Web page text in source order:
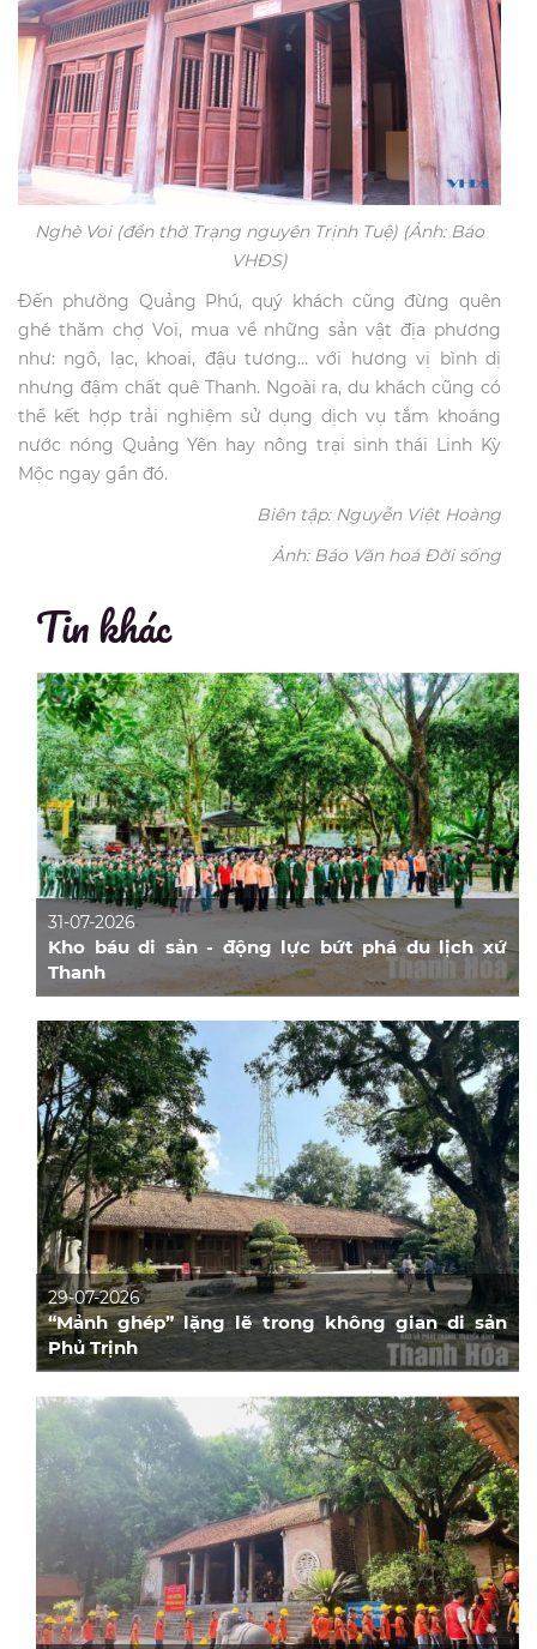
Nghè Voi (đền thờ Trạng nguyên Trịnh Tuệ) (Ảnh: Báo
VHĐS)
Đến phường Quảng Phú, quý khách cũng đừng quên
ghé thăm chợ Voi, mua về những sản vật địa phương
như: ngô, lạc, khoai, đậu tương… với hương vị bình dị
nhưng đậm chất quê Thanh. Ngoài ra, du khách cũng có
thể kết hợp trải nghiệm sử dụng dịch vụ tắm khoáng
nước nóng Quảng Yên hay nông trại sinh thái Linh Kỳ
Mộc ngay gần đó.
Biên tập: Nguyễn Việt Hoàng
Ảnh: Báo Văn hoá Đời sống
Tin khác
31-07-2026
Kho báu di sản - động lực bứt phá du lịch xứ
Thanh
29-07-2026
“Mảnh ghép” lặng lẽ trong không gian di sản
Phủ Trịnh